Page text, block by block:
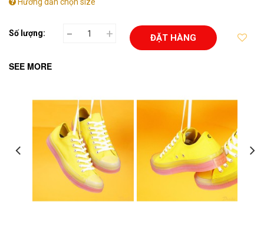
Số lượng: - + ĐẶT HÀNG
SEE MORE